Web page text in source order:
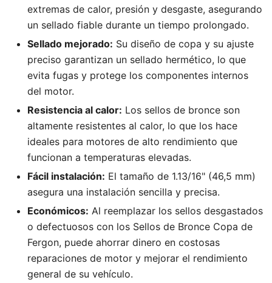
extremas de calor, presión y desgaste, asegurando
un sellado fiable durante un tiempo prolongado.
Sellado mejorado: Su diseño de copa y su ajuste
preciso garantizan un sellado hermético, lo que
evita fugas y protege los componentes internos
del motor.
Resistencia al calor: Los sellos de bronce son
altamente resistentes al calor, lo que los hace
ideales para motores de alto rendimiento que
funcionan a temperaturas elevadas.
Fácil instalación: El tamaño de 1.13/16" (46,5 mm)
asegura una instalación sencilla y precisa.
Económicos: Al reemplazar los sellos desgastados
o defectuosos con los Sellos de Bronce Copa de
Fergon, puede ahorrar dinero en costosas
reparaciones de motor y mejorar el rendimiento
general de su vehículo.